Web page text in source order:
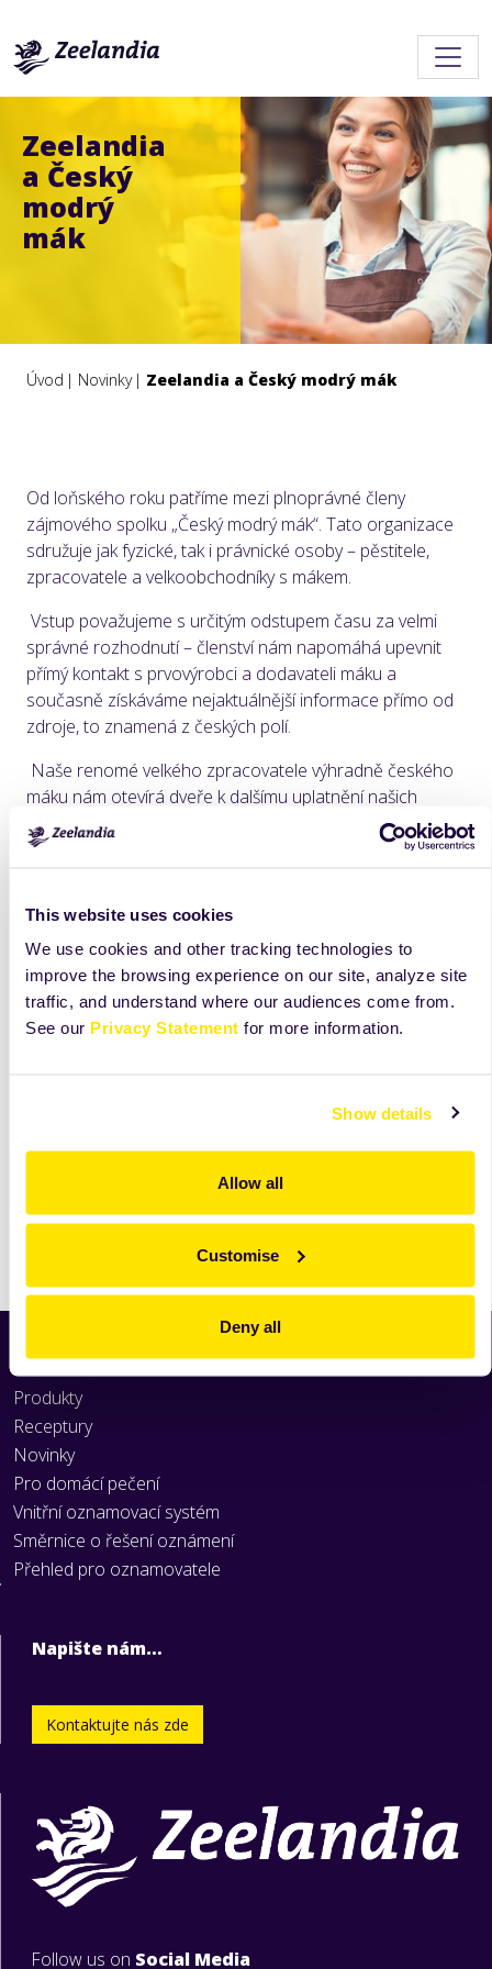
This website uses cookies
We use cookies and other tracking technologies to
improve the browsing experience on our site, analyze site
traffic, and understand where our audiences come from.
See our Privacy Statement for more information.
Show details
Allow all
Customise
Deny all
Zeelandia
a Český
modrý
mák
Úvod Novinky Zeelandia a Český modrý mák
Od loňského roku patříme mezi plnoprávné členy
zájmového spolku „Český modrý mák“. Tato organizace
sdružuje jak fyzické, tak i právnické osoby – pěstitele,
zpracovatele a velkoobchodníky s mákem.
Vstup považujeme s určitým odstupem času za velmi
správné rozhodnutí – členství nám napomáhá upevnit
přímý kontakt s prvovýrobci a dodavateli máku a
současně získáváme nejaktuálnější informace přímo od
zdroje, to znamená z českých polí.
Naše renomé velkého zpracovatele výhradně českého
máku nám otevírá dveře k dalšímu uplatnění našich
makových výrobků na českém trhu. Právě renomé je
v době tlaku na cenu máku a snaze mnohých získat jej
Tisk
Home
Produkty
Receptury
Novinky
Pro domácí pečení
Vnitřní oznamovací systém
Směrnice o řešení oznámení
Přehled pro oznamovatele
Napište nám…
Kontaktujte nás zde
Follow us on Social Media